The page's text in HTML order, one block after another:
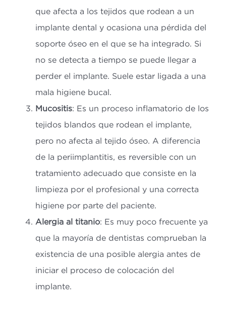
que afecta a los tejidos que rodean a un
implante dental y ocasiona una pérdida del
soporte óseo en el que se ha integrado. Si
no se detecta a tiempo se puede llegar a
perder el implante. Suele estar ligada a una
mala higiene bucal.
Mucositis: Es un proceso inflamatorio de los
tejidos blandos que rodean el implante,
pero no afecta al tejido óseo. A diferencia
de la periimplantitis, es reversible con un
tratamiento adecuado que consiste en la
limpieza por el profesional y una correcta
higiene por parte del paciente.
Alergia al titanio: Es muy poco frecuente ya
que la mayoría de dentistas comprueban la
existencia de una posible alergia antes de
iniciar el proceso de colocación del
implante.